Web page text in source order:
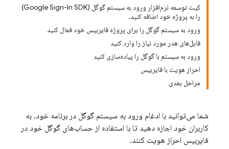
کیت توسعه نرم‌افزار ورود به سیستم گوگل (Google Sign-In SDK)
را به پروژه خود اضافه کنید.
ورود به سیستم گوگل را برای پروژه فایربیس خود فعال کنید
فایل‌های هدر مورد نیاز را وارد کنید
ورود به سیستم با گوگل را پیاده‌سازی کنید
احراز هویت با فایربیس
مراحل بعدی
شما می‌توانید با ادغام ورود به سیستم گوگل در برنامه خود، به
کاربران خود اجازه دهید تا با استفاده از حساب‌های گوگل خود در
فایربیس احراز هویت کنند.